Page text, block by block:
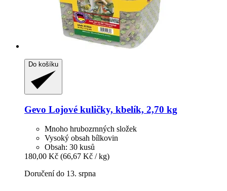
Do košíku
Gevo Lojové kuličky, kbelík, 2,70 kg
Mnoho hrubozrnných složek
Vysoký obsah bílkovin
Obsah: 30 kusů
180,00 Kč (66,67 Kč / kg)
Doručení do 13. srpna